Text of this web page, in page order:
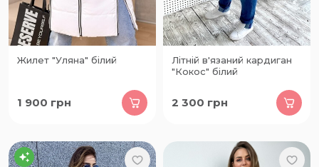
Жилет "Уляна" білий
1 900 грн
Літній в'язаний кардиган
"Кокос" білий
2 300 грн